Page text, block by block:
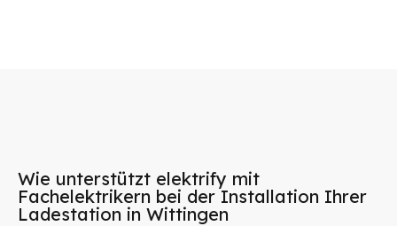
Wie unterstützt elektrify mit
Fachelektrikern bei der Installation Ihrer
Ladestation in Wittingen